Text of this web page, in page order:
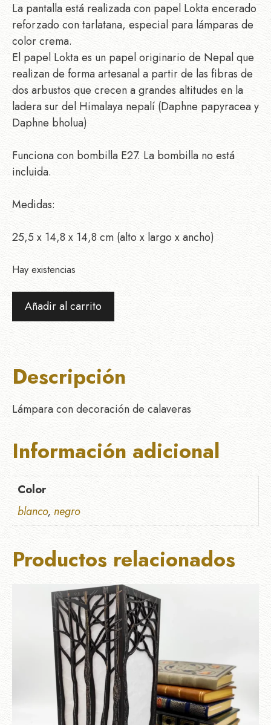
La pantalla está realizada con papel Lokta encerado
reforzado con tarlatana, especial para lámparas de
color crema.
El papel Lokta es un papel originario de Nepal que
realizan de forma artesanal a partir de las fibras de
dos arbustos que crecen a grandes altitudes en la
ladera sur del Himalaya nepalí (Daphne papyracea y
Daphne bholua)
Funciona con bombilla E27. La bombilla no está
incluida.
Medidas:
25,5 x 14,8 x 14,8 cm (alto x largo x ancho)
Hay existencias
Lámpara
Calavera
Añadir al carrito
Descripción
Lámpara con decoración de calaveras
Información adicional
Color
blanco, negro
Productos relacionados